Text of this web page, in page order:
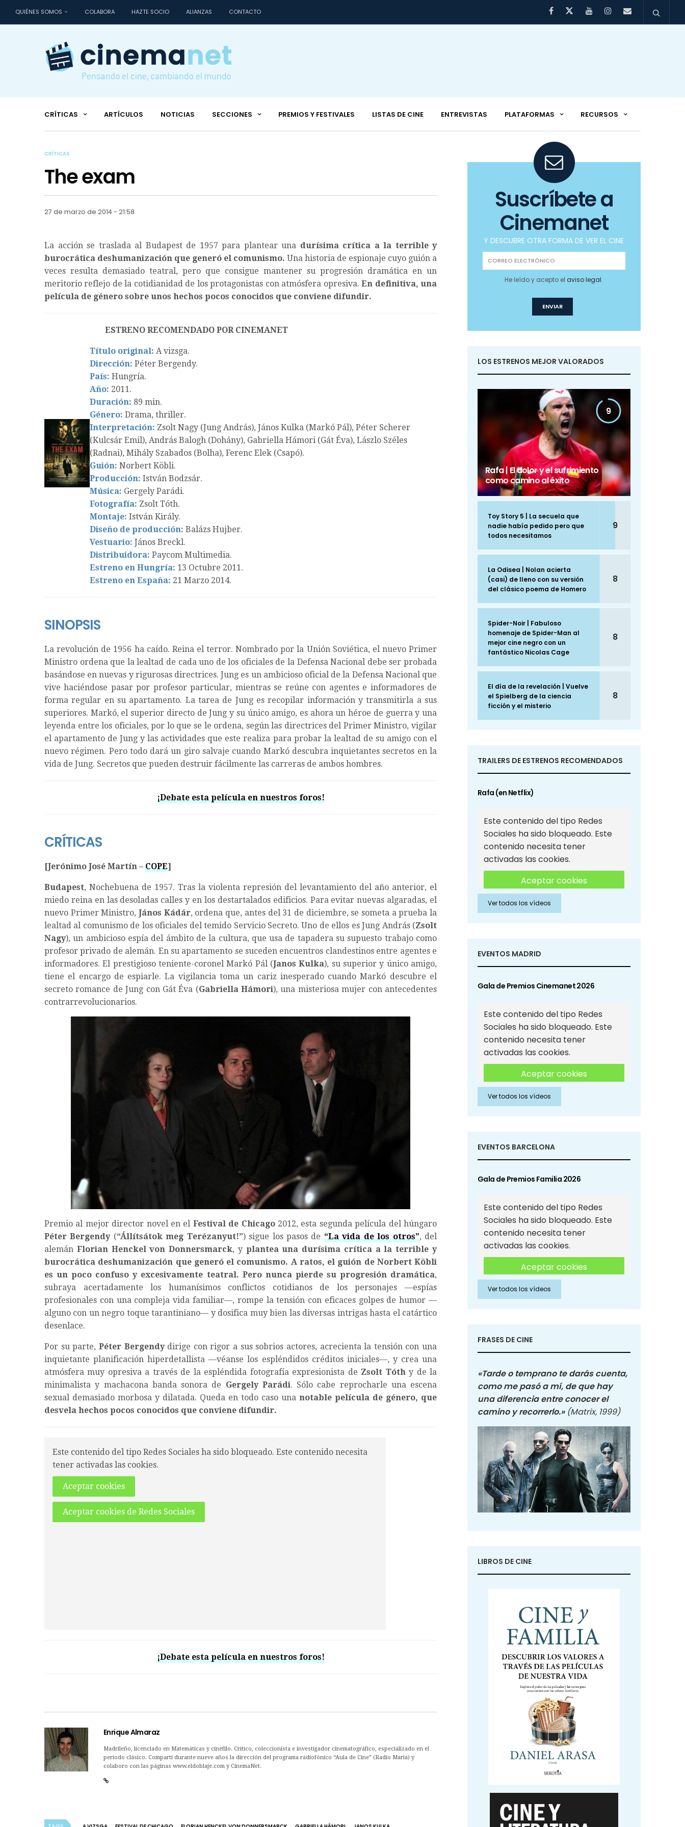
QUIÉNES SOMOS COLABORA HAZTE SOCIO ALIANZAS CONTACTO
CRÍTICAS ARTÍCULOS NOTICIAS SECCIONES PREMIOS Y FESTIVALES LISTAS DE CINE ENTREVISTAS PLATAFORMAS RECURSOS
CRÍTICAS
The exam
27 de marzo de 2014 - 21:58
La acción se traslada al Budapest de 1957 para plantear una durísima crítica a la terrible y
burocrática deshumanización que generó el comunismo. Una historia de espionaje cuyo guión a
veces resulta demasiado teatral, pero que consigue mantener su progresión dramática en un
meritorio reflejo de la cotidianidad de los protagonistas con atmósfera opresiva.En definitiva, una
película de género sobre unos hechos pocos conocidos que conviene difundir.
ESTRENO RECOMENDADO POR CINEMANET
Título original: A vizsga.
Dirección: Péter Bergendy.
País: Hungría.
Año: 2011.
Duración: 89 min.
Género: Drama, thriller.
Interpretación: Zsolt Nagy (Jung András), János Kulka (Markó Pál), Péter Scherer
(Kulcsár Emil), András Balogh (Dohány), Gabriella Hámori (Gát Éva), Lászlo Széles
(Radnai), Mihály Szabados (Bolha), Ferenc Elek (Csapó).
Guión: Norbert Köbli.
Producción: István Bodzsár.
Música: Gergely Parádi.
Fotografía: Zsolt Tóth.
Montaje: István Király.
Diseño de producción: Balázs Hujber.
Vestuario: János Breckl.
Distribuidora: Paycom Multimedia.
Estreno en Hungría: 13 Octubre 2011.
Estreno en España: 21 Marzo 2014.
SINOPSIS
La revolución de 1956 ha caído. Reina el terror. Nombrado por la Unión Soviética, el nuevo Primer
Ministro ordena que la lealtad de cada uno de los oficiales de la Defensa Nacional debe ser probada
basándose en nuevas y rigurosas directrices. Jung es un ambicioso oficial de la Defensa Nacional que
vive haciéndose pasar por profesor particular, mientras se reúne con agentes e informadores de
forma regular en su apartamento. La tarea de Jung es recopilar información y transmitirla a sus
superiores. Markó, el superior directo de Jung y su único amigo, es ahora un héroe de guerra y una
leyenda entre los oficiales, por lo que se le ordena, según las directrices del Primer Ministro, vigilar
el apartamento de Jung y las actividades que este realiza para probar la lealtad de su amigo con el
nuevo régimen. Pero todo dará un giro salvaje cuando Markó descubra inquietantes secretos en la
vida de Jung. Secretos que pueden destruir fácilmente las carreras de ambos hombres.
¡Debate esta película en nuestros foros!
CRÍTICAS
[Jerónimo José Martín – COPE]
Budapest, Nochebuena de 1957. Tras la violenta represión del levantamiento del año anterior, el
miedo reina en las desoladas calles y en los destartalados edificios. Para evitar nuevas algaradas, el
nuevo Primer Ministro,János Kádár, ordena que, antes del 31 de diciembre, se someta a prueba la
lealtad al comunismo de los oficiales del temido Servicio Secreto. Uno de ellos es Jung András (Zsolt
Nagy), un ambicioso espía del ámbito de la cultura, que usa de tapadera su supuesto trabajo como
profesor privado de alemán. En su apartamento se suceden encuentros clandestinos entre agentes e
informadores. El prestigioso teniente-coronel Markó Pál (Janos Kulka), su superior y único amigo,
tiene el encargo de espiarle. La vigilancia toma un cariz inesperado cuando Markó descubre el
secreto romance de Jung con Gát Éva (Gabriella Hámori), una misteriosa mujer con antecedentes
contrarrevolucionarios.
Premio al mejor director novel en el Festival de Chicago2012, esta segunda película del húngaro
Péter Bergendy(“Állítsátok meg Terézanyut!”) sigue los pasos de “La vida de los otros”, del
alemán Florian Henckel von Donnersmarck, y plantea una durísima crítica a la terrible y
burocrática deshumanización que generó el comunismo. A ratos, el guión de Norbert Köbli
es un poco confuso y excesivamente teatral. Pero nunca pierde su progresión dramática,
subraya acertadamente los humanísimos conflictos cotidianos de los personajes —espías
profesionales con una compleja vida familiar—, rompe la tensión con eficaces golpes de humor —
alguno con un negro toque tarantiniano— y dosifica muy bien las diversas intrigas hasta el catártico
desenlace.
Por su parte, Péter Bergendydirige con rigor a sus sobrios actores, acrecienta la tensión con una
inquietante planificación hiperdetallista —véanse los espléndidos créditos iniciales—, y crea una
atmósfera muy opresiva a través de la espléndida fotografía expresionista de Zsolt Tóthy de la
minimalista y machacona banda sonora de Gergely Parádi. Sólo cabe reprocharle una escena
sexual demasiado morbosa y dilatada. Queda en todo caso una notable película de género, que
desvela hechos pocos conocidos que conviene difundir.
Este contenido del tipo Redes Sociales ha sido bloqueado. Este contenido necesita
tener activadas las cookies.
Aceptar cookies
Aceptar cookies de Redes Sociales
¡Debate esta película en nuestros foros!
Enrique Almaraz
Madrileño, licenciado en Matemáticas y cinéfilo. Crítico, coleccionista e investigador cinematográfico, especializado en el
período clásico. Compartí durante nueve años la dirección del programa radiofónico “Aula de Cine” (Radio María) y
colaboro con las páginas www.eldoblaje.com y CinemaNet.
Suscríbete a
Cinemanet
Y DESCUBRE OTRA FORMA DE VER EL CINE
He leído y acepto elaviso legal.
LOS ESTRENOS MEJOR VALORADOS
9
Rafa | El dolor y el sufrimiento
como camino al éxito
Toy Story 5 | La secuela que
nadie había pedido pero que
todos necesitamos
9
La Odisea | Nolan acierta
(casi) de lleno con su versión
del clásico poema de Homero
8
Spider-Noir | Fabuloso
homenaje de Spider-Man al
mejor cine negro con un
fantástico Nicolas Cage
8
El día de la revelación | Vuelve
el Spielberg de la ciencia
ficción y el misterio
8
TRAILERS DE ESTRENOS RECOMENDADOS
Rafa (en Netflix)
Este contenido del tipo Redes
Sociales ha sido bloqueado. Este
contenido necesita tener
activadas las cookies.
Aceptar cookies
Aceptar cookies de Redes
Sociales
Ver todos los vídeos
EVENTOS MADRID
Gala de Premios Cinemanet 2026
Este contenido del tipo Redes
Sociales ha sido bloqueado. Este
contenido necesita tener
activadas las cookies.
Aceptar cookies
Aceptar cookies de Redes
Sociales
Ver todos los vídeos
EVENTOS BARCELONA
Gala de Premios Familia 2026
Este contenido del tipo Redes
Sociales ha sido bloqueado. Este
contenido necesita tener
activadas las cookies.
Aceptar cookies
Aceptar cookies de Redes
Sociales
Ver todos los vídeos
FRASES DE CINE
«Tarde o temprano te darás cuenta,
como me pasó a mí, de que hay
una diferencia entre conocer el
camino y recorrerlo.» (Matrix, 1999)
LIBROS DE CINE